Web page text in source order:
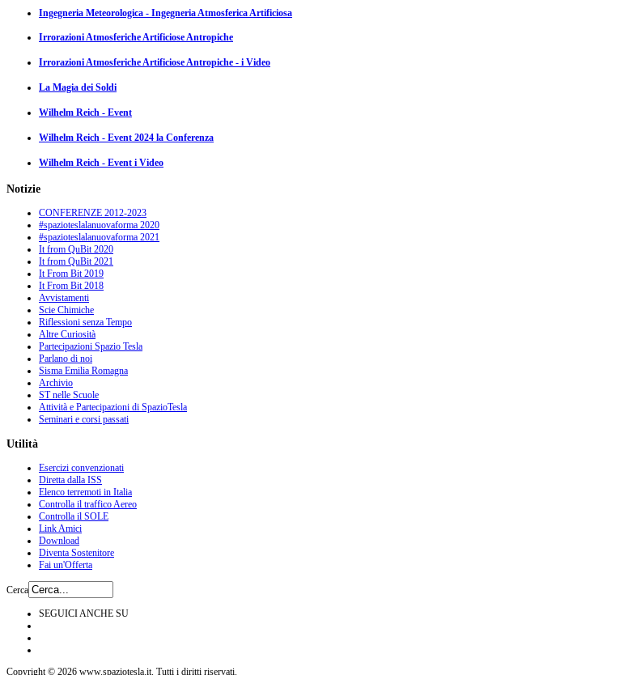
Ingegneria Meteorologica - Ingegneria Atmosferica Artificiosa
Irrorazioni Atmosferiche Artificiose Antropiche
Irrorazioni Atmosferiche Artificiose Antropiche - i Video
La Magia dei Soldi
Wilhelm Reich - Event
Wilhelm Reich - Event 2024 la Conferenza
Wilhelm Reich - Event i Video
Notizie
CONFERENZE 2012-2023
#spazioteslalanuovaforma 2020
#spazioteslalanuovaforma 2021
It from QuBit 2020
It from QuBit 2021
It From Bit 2019
It From Bit 2018
Avvistamenti
Scie Chimiche
Riflessioni senza Tempo
Altre Curiosità
Partecipazioni Spazio Tesla
Parlano di noi
Sisma Emilia Romagna
Archivio
ST nelle Scuole
Attività e Partecipazioni di SpazioTesla
Seminari e corsi passati
Utilità
Esercizi convenzionati
Diretta dalla ISS
Elenco terremoti in Italia
Controlla il traffico Aereo
Controlla il SOLE
Link Amici
Download
Diventa Sostenitore
Fai un'Offerta
Cerca
SEGUICI ANCHE SU
Copyright © 2026 www.spaziotesla.it. Tutti i diritti riservati.